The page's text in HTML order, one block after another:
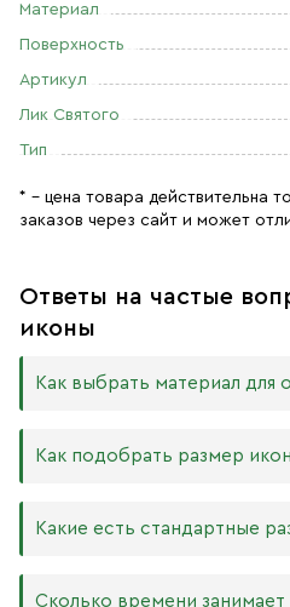
Материал
Поверхность
Артикул
Лик Святого
Тип
* – цена товара действительна
заказов через сайт и может
Ответы на частые
иконы
Как выбрать материал для
Мы изготавливаем иконы на
МДФ. Ламинированная
Как подобрать размер
Никаких строгих правил по
иконостас, можно
Какие есть стандартные
Сколько времени